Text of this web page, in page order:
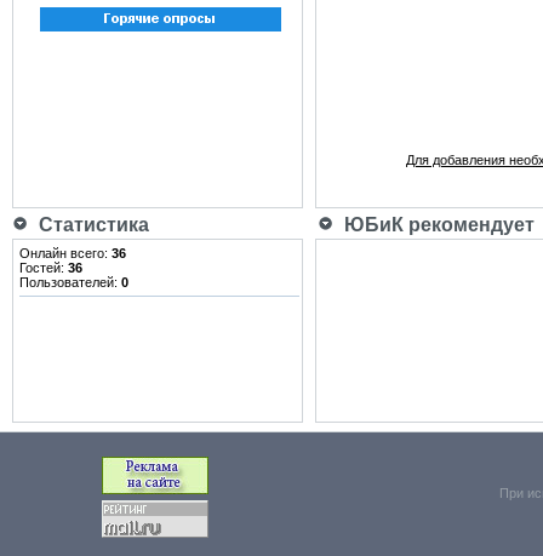
Для добавления
Статистика ЮБиК рекомендует
Онлайн всего: 36
Гостей: 36
Пользователей: 0
При